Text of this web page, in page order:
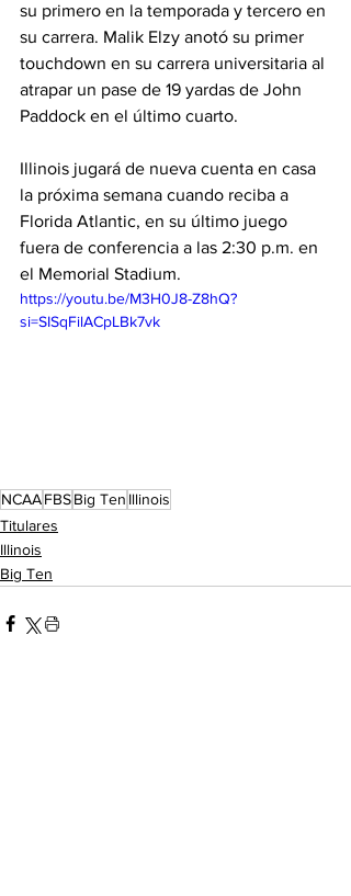
su primero en la temporada y tercero en
su carrera. Malik Elzy anotó su primer
touchdown en su carrera universitaria al
atrapar un pase de 19 yardas de John
Paddock en el último cuarto.
Illinois jugará de nueva cuenta en casa
la próxima semana cuando reciba a
Florida Atlantic, en su último juego
fuera de conferencia a las 2:30 p.m. en
el Memorial Stadium.
https://youtu.be/M3H0J8-Z8hQ?
si=SISqFilACpLBk7vk
NCAAFBSBig Ten Illinois
Titulares
Illinois
Big Ten